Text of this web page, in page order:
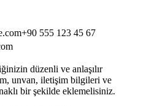
555 123 45 67
düzenli ve anlaşılır
unvan, iletişim bilgileri ve
bir şekilde eklemelisiniz.